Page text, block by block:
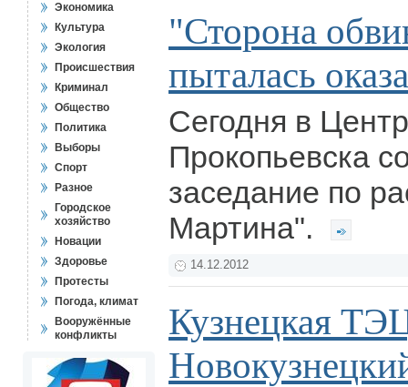
Экономика
Культура
Экология
Происшествия
Криминал
Общество
Политика
Выборы
Спорт
Разное
Городское
хозяйство
Новации
Здоровье
Протесты
Погода, климат
Вооружённые
конфликты
"Сторона
пыталась
Сегодня в
Прокопьевска
заседание по
Мартина".
14.12.2012
Кузнецкая